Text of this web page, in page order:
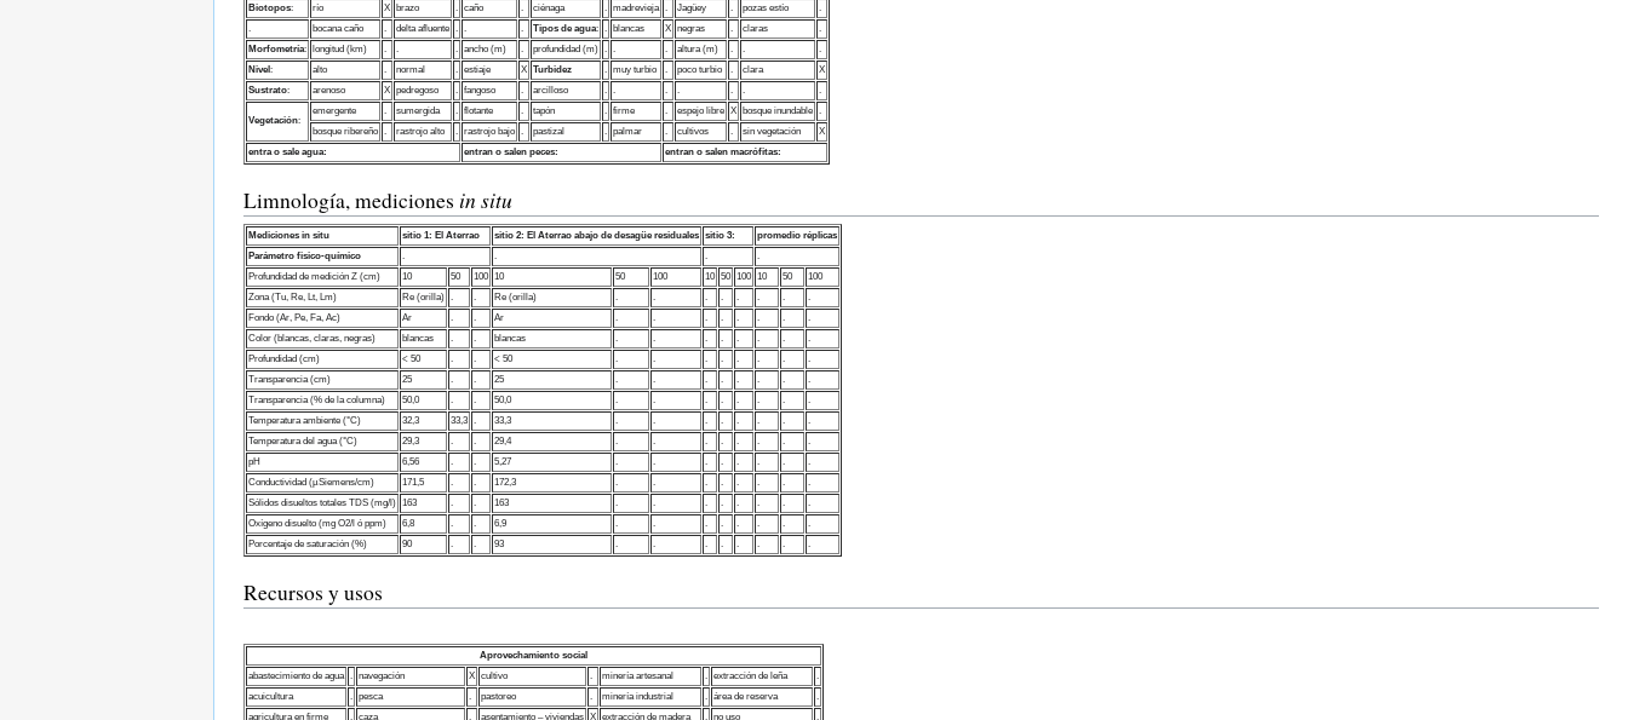
Biotopos: río X brazo . caño . ciénaga . madrevieja . Jagüey . pozas estío
.
.
bocana caño . delta afluente . . . Tipos de agua: . blancas X negras . claras
.
Morfometría: longitud (km) . . . ancho (m) . profundidad (m) . . . altura (m) . .
.
Nivel : alto . normal . estiaje X Turbidez . muy turbio . poco turbio . clara
X
Sustrato: arenoso X pedregoso . fangoso . arcilloso . . . . . . .
Vegetación:
emergente . sumergida . flotante . tapón . firme . espejo libre X bosque inundable .
bosque ribereño . rastrojo alto . rastrojo bajo . pastizal . palmar . cultivos . sin vegetación
X
entra o sale agua:
entran o salen peces: entran o salen macrófitas:
Limnología, mediciones in situ
Mediciones in situ sitio 1: El Aterrao sitio 2: El Aterrao abajo de desagüe residuales sitio 3:
promedio réplicas
Parámetro fisico-químico
. . .
.
Profundidad de medición Z (cm)
10 50 100 10 50 100 10 50 100 10 50
100
Zona (Tu, Re, Lt, Lm)
Re (orilla) . . Re (orilla) . . . . . . .
.
Fondo (Ar, Pe, Fa, Ac)
Ar . . Ar . . . . . . .
.
Color (blancas, claras, negras)
blancas . . blancas . . . . . . .
.
Profundidad (cm)
< 50 . . < 50 . . . . . . .
.
Transparencia (cm)
25 . . 25 . . . . . . .
.
Transparencia (% de la columna)
50,0 . . 50,0 . . . . . . .
.
Temperatura ambiente (°C)
32,3 33,3 . 33,3 . . . . . . .
.
Temperatura del agua (°C)
29,3 . . 29,4 . . . . . . .
.
pH
6,56 . . 5,27 . . . . . . .
.
Conductividad (µSiemens/cm)
171,5 . . 172,3 . . . . . . .
.
Sólidos disueltos totales TDS (mg/l) 163 . . 163 . . . . . . .
.
Oxígeno disuelto (mg O2/l ó ppm)
6,8 . . 6,9 . . . . . . .
.
Porcentaje de saturación (%)
90 . . 93 . . . . . . . .
Recursos y usos
Aprovechamiento social
abastecimiento de agua . navegación X cultivo . minería artesanal . extracción de leña
.
acuicultura
. pesca . pastoreo . minería industrial . área de reserva
.
agricultura en firme
. caza . asentamiento – viviendas X extracción de madera . no uso
.